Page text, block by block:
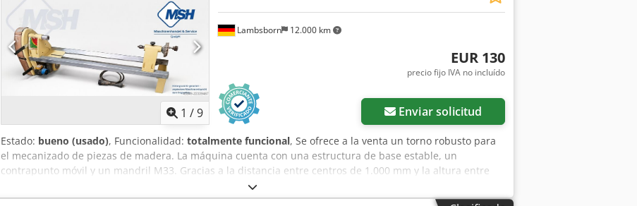
1 /9
Lambsborn 12.000 km
EUR 130
precio fijo IVA no incluído
Enviar solicitud
Estado: bueno (usado), Funcionalidad: totalmente funcional, Se ofrece a la venta un torno robusto para
el mecanizado de piezas de madera. La máquina cuenta con una estructura de base estable, un
contrapunto móvil y un mandril M33. Gracias a la distancia entre centros de 1.000 mm y la altura entre
centros de 180 mm, la máquina es adecuada para diversos trabajos de torneado y piezas de mayor
longitud. Datos técnicos: Dcsdpfszl D Rnsx Afdjk Longitud total: aprox. 1.520 mm Anchura total: aprox. 520